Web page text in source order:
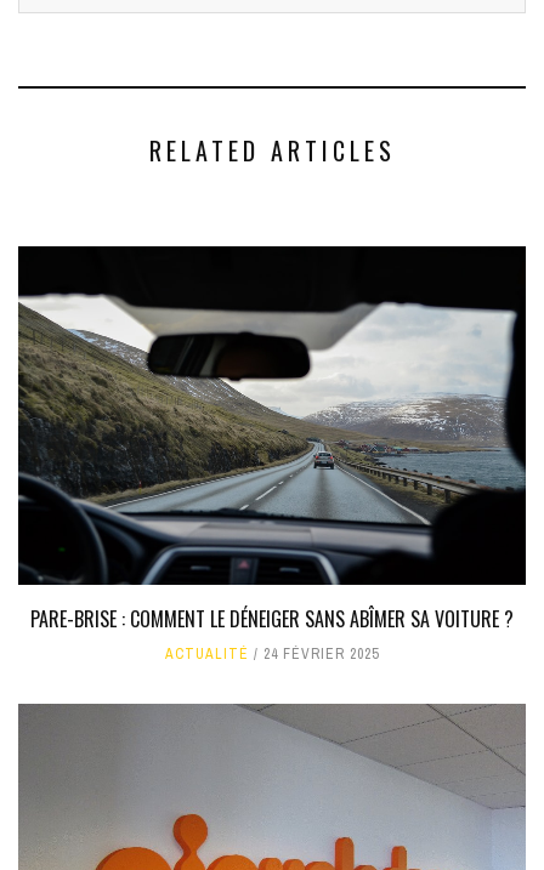
RELATED ARTICLES
PARE-BRISE : COMMENT LE DÉNEIGER SANS ABÎMER SA VOITURE ?
ACTUALITÉ 24 FÉVRIER 2025